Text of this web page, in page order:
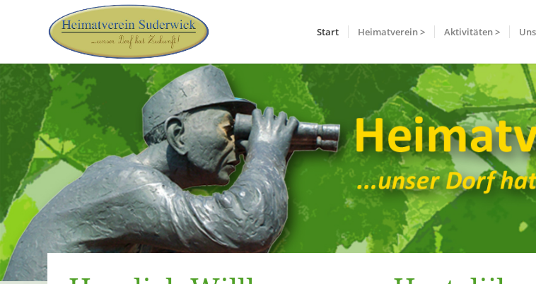
Start Heimatverein > Aktivitäten >